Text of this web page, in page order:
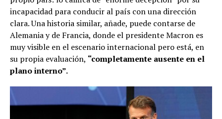
incapacidad para conducir al país con una dirección
clara. Una historia similar, añade, puede contarse de
Alemania y de Francia, donde el presidente Macron es
muy visible en el escenario internacional pero está, en
su propia evaluación, “completamente ausente en el
plano interno”.